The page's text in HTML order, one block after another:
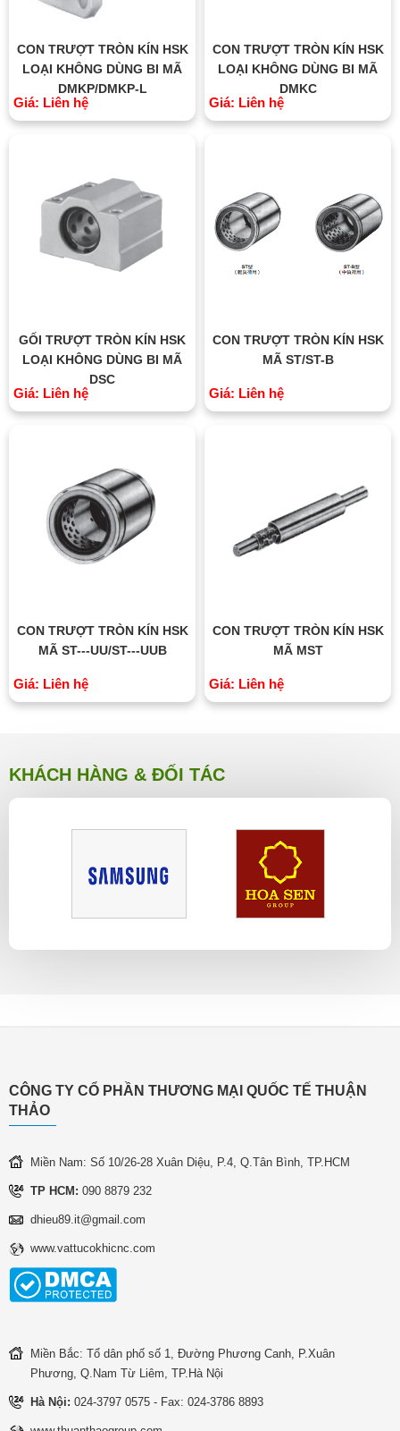
CON TRƯỢT TRÒN KÍN HSK
LOẠI KHÔNG DÙNG BI MÃ
DMKP/DMKP-L
Giá: Liên hệ
CON TRƯỢT TRÒN KÍN HSK
LOẠI KHÔNG DÙNG BI MÃ
DMKC
Giá: Liên hệ
GỐI TRƯỢT TRÒN KÍN HSK
LOẠI KHÔNG DÙNG BI MÃ
DSC
Giá: Liên hệ
CON TRƯỢT TRÒN KÍN HSK
MÃ ST/ST-B
Giá: Liên hệ
CON TRƯỢT TRÒN KÍN HSK
MÃ ST---UU/ST---UUB
Giá: Liên hệ
CON TRƯỢT TRÒN KÍN HSK
MÃ MST
Giá: Liên hệ
KHÁCH HÀNG & ĐỐI TÁC
CÔNG TY CỔ PHẦN THƯƠNG MẠI QUỐC TẾ THUẬN
THẢO
Miền Nam: Số 10/26-28 Xuân Diệu, P.4, Q.Tân Bình, TP.HCM
TP HCM: 090 8879 232
dhieu89.it@gmail.com
www.vattucokhicnc.com
Miền Bắc: Tổ dân phố số 1, Đường Phương Canh, P.Xuân
Phương, Q.Nam Từ Liêm, TP.Hà Nội
Hà Nội: 024-3797 0575 - Fax: 024-3786 8893